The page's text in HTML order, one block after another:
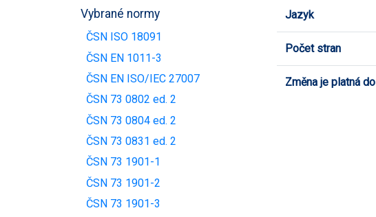
Vybrané normy
ČSN ISO 18091
ČSN EN 1011-3
ČSN EN ISO/IEC 27007
ČSN 73 0802 ed. 2
ČSN 73 0804 ed. 2
ČSN 73 0831 ed. 2
ČSN 73 1901-1
ČSN 73 1901-2
ČSN 73 1901-3
Jazyk
Počet stran
Změna je platná do